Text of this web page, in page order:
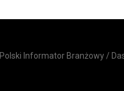
Informator Branżowy /